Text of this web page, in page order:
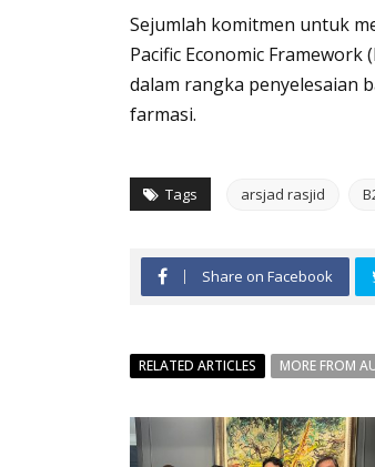
Sejumlah komitmen untuk
Pacific Economic Framework
dalam rangka penyelesaian
farmasi.
Tags arsjad rasjid
Share on Facebook
RELATED ARTICLES MORE FROM